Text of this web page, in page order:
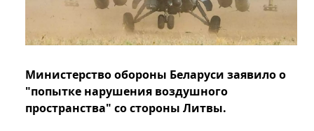
Министерство обороны Беларуси заявило о
"попытке нарушения воздушного
пространства" со стороны Литвы.